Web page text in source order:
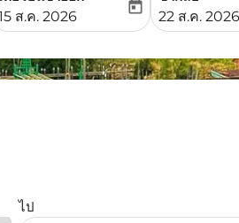
booking-departure-date-aria-
ส.ค. 2026
today
fc-
22 ส.ค. 2026
ไป
าข้อเสนอ